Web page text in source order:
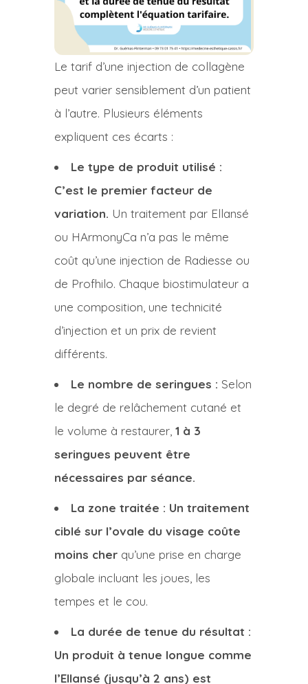
Le tarif d’une injection de collagène
peut varier sensiblement d’un patient
à l’autre. Plusieurs éléments
expliquent ces écarts :
Le type de produit utilisé :
C’est le premier facteur de
variation. Un traitement par Ellansé
ou HArmonyCa n’a pas le même
coût qu’une injection de Radiesse ou
de Profhilo. Chaque biostimulateur a
une composition, une technicité
d’injection et un prix de revient
différents.
Le nombre de seringues : Selon
le degré de relâchement cutané et
le volume à restaurer, 1 à 3
seringues peuvent être
nécessaires par séance.
La zone traitée : Un traitement
ciblé sur l’ovale du visage coûte
moins cher qu’une prise en charge
globale incluant les joues, les
tempes et le cou.
La durée de tenue du résultat :
Un produit à tenue longue comme
l’Ellansé (jusqu’à 2 ans) est